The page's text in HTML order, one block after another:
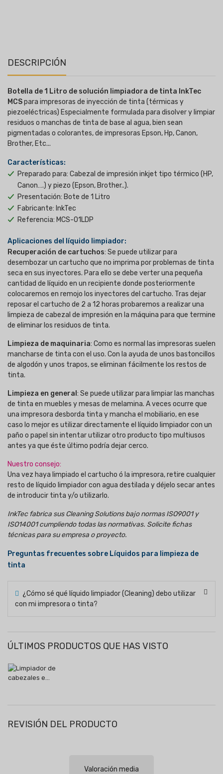
DESCRIPCIÓN
Botella de 1 Litro de solución limpiadora de tinta InkTec
MCSpara impresoras de inyección de tinta (térmicas y
piezoeléctricas) Especialmente formulada para disolver y limpiar
residuos o manchas de tinta de base al agua, bien sean
pigmentadas o colorantes, de impresoras Epson, Hp, Canon,
Brother, Etc...
Características:
Preparado para: Cabezal de impresión inkjet tipo térmico (HP,
Canon….) y piezo (Epson, Brother..).
Presentación: Bote de 1 Litro
Fabricante: InkTec
Referencia: MCS-01LDP
Aplicaciones del líquido limpiador:
Recuperación de cartuchos: Se puede utilizar para
desembozar un cartucho que no imprima por problemas de tinta
seca en sus inyectores. Para ello se debe verter una pequeña
cantidad de líquido en un recipiente donde posteriormente
colocaremos en remojo los inyectores del cartucho. Tras dejar
reposar el cartucho de 2 a 12 horas probaremos a realizar una
limpieza de cabezal de impresión en la máquina para que termine
de eliminar los residuos de tinta.
Limpieza de maquinaria: Como es normal las impresoras suelen
mancharse de tinta con el uso. Con la ayuda de unos bastoncillos
de algodón y unos trapos, se eliminan fácilmente los restos de
tinta.
Limpieza en general : Se puede utilizar para limpiar las manchas
de tinta en muebles y mesas de melamina. A veces ocurre que
una impresora desborda tinta y mancha el mobiliario, en ese
caso lo mejor es utilizar directamente el líquido limpiador con un
paño o papel sin intentar utilizar otro producto tipo multiusos
antes ya que éste último podría dejar cerco.
Nuestro consejo:
Una vez haya limpiado el cartucho ó la impresora, retire cualquier
resto de líquido limpiador con agua destilada y déjelo secar antes
de introducir tinta y/o utilizarlo.
InkTec fabrica sus Cleaning Solutions bajo normas ISO9001 y
ISO14001 cumpliendo todas las normativas. Solicite fichas
técnicas para su empresa o proyecto.
Preguntas frecuentes sobre Líquidos para limpieza de
tinta
¿Cómo sé qué líquido limpiador (Cleaning) debo utilizar
con mi impresora o tinta?
ÚLTIMOS PRODUCTOS QUE HAS VISTO
REVISIÓN DEL PRODUCTO
Valoración media